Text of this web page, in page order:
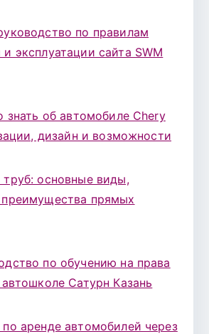
по правилам
эксплуатации сайта SWM
знать об автомобиле Chery
дизайн и возможности
основные виды,
прямых
по обучению на права
Сатурн Казань
аренде автомобилей через